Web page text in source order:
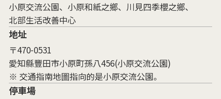
小原交流公園、小原和紙之鄉、川見四季櫻之鄉、
北部生活改善中心
地址
〒470-0531
愛知縣豐田市小原町孫八456(小原交流公園)
※ 交通指南地圖指向的是小原交流公園。
停車場